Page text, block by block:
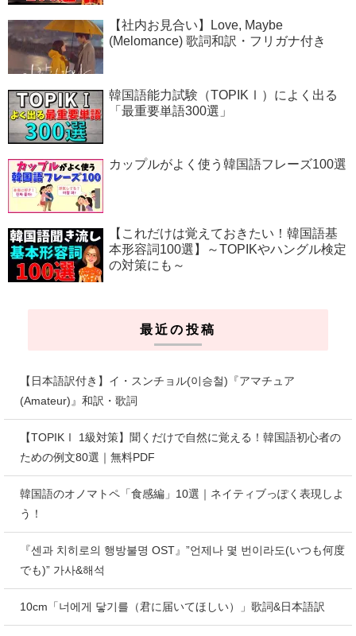
【社内お見合い】Love, Maybe
(Melomance) 歌詞和訳・フリガナ付き
韓国語能力試験（TOPIKⅠ）によく出る
「最重要単語300選」
カップルがよく使う韓国語フレーズ100選
【これだけは覚えておきたい！韓国語基
本形容詞100選】～TOPIKやハングル検定
の対策にも～
最近の投稿
【日本語訳付き】イ・スンチョル(이승철)『アマチュア
(Amateur)』和訳・歌詞
【TOPIKⅠ 1級対策】聞くだけで自然に覚える！韓国語初心者の
ための例文80選｜無料PDF
韓国語のオノマトペ「食感編」10選｜ネイティブっぽく表現しよ
う！
『센과 치히로의 행방불명 OST』”언제나 몇 번이라도(いつも何度
でも)” 가사&해석
10cm「너에게 닿기를（君に届いてほしい）」歌詞&日本語訳